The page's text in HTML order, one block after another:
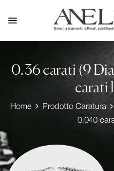
0.36 carati (9
carati
Home Prodotto Caratura
0.040